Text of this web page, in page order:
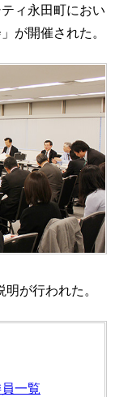
ィ永田町におい
が開催された。
が行われた。
一覧